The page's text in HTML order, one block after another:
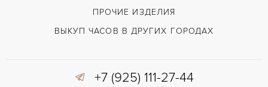
Двойной сложности застежка
ПРОЧИЕ ИЗДЕЛИЯ
ВЫКУП ЧАСОВ В ДРУГИХ ГОРОДАХ
+7 (925) 111-27-44